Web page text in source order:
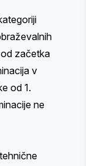
začetka
v
od 1.
ne
tehnične